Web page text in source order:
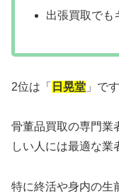
出張買取でも
2位は「 日晃堂 」です
骨董品買取の専門業
しい人には最適な業
特に終活や身内の生